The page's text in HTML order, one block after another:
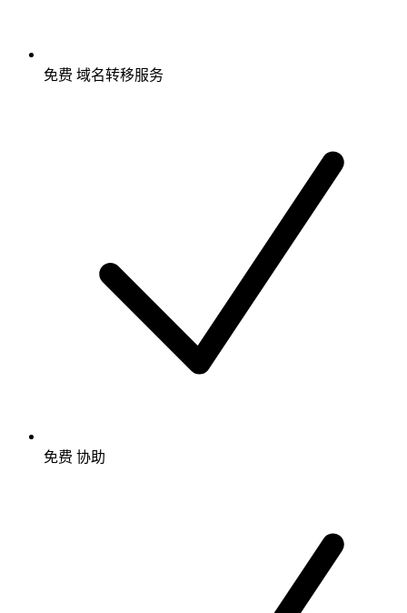
免费 域名转移服务
免费 协助